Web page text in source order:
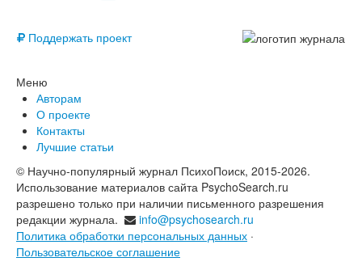
Поддержать проект
Меню
Авторам
О проекте
Контакты
Лучшие статьи
© Научно-популярный журнал ПсихоПоиск, 2015-2026.
Использование материалов сайта PsychoSearch.ru
разрешено только при наличии письменного разрешения
редакции журнала.
info@psychosearch.ru
Политика обработки персональных данных ·
Пользовательское соглашение